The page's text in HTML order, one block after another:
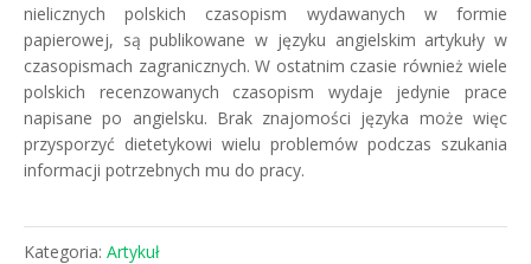
nielicznych polskich czasopism wydawanych w formie
papierowej, są publikowane w języku angielskim artykuły w
czasopismach zagranicznych. W ostatnim czasie również wiele
polskich recenzowanych czasopism wydaje jedynie prace
napisane po angielsku. Brak znajomości języka może więc
przysporzyć dietetykowi wielu problemów podczas szukania
informacji potrzebnych mu do pracy.
Kategoria: Artykuł